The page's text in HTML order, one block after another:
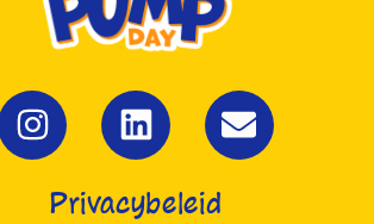
Privacybeleid